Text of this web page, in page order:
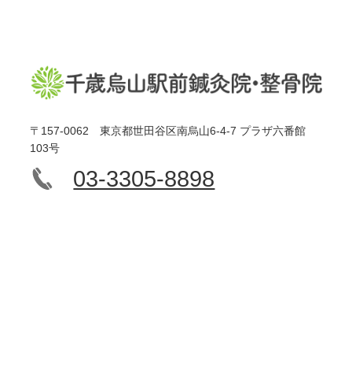
〒157-0062 東京都世田谷区南烏山6-4-7 プラザ六番館
103号
03-3305-8898